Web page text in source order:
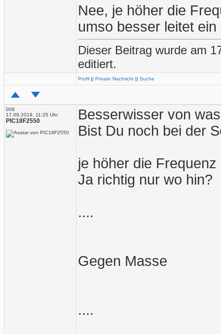
Nee, je höher die
umso besser leitet
Dieser Beitrag wurde am
editiert.
Profil || Private Nachricht || Suche
008
17.09.2019, 11:25 Uhr
PIC18F2550
Besserwisser von
Bist Du noch bei der
je höher die
Ja richtig nur wo hin?
....
Gegen Masse
....